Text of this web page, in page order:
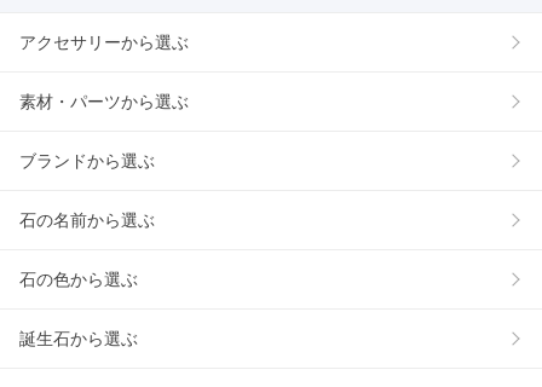
アクセサリーから選ぶ
素材・パーツから選ぶ
ブランドから選ぶ
石の名前から選ぶ
石の色から選ぶ
誕生石から選ぶ